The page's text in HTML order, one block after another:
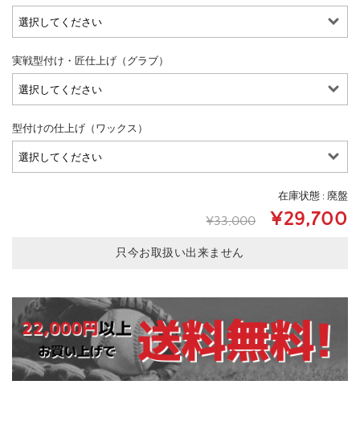
実戦型付け・匠仕上げ（グラブ）
型付けの仕上げ（ワックス）
在庫状態 : 廃盤
¥33,000 ¥29,700
只今お取扱い出来ません